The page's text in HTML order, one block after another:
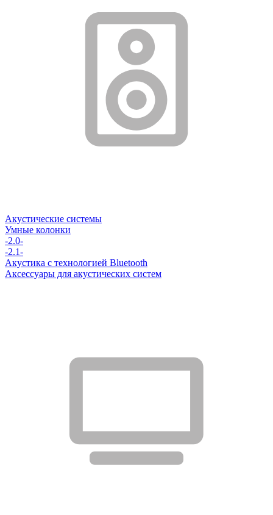
Акустические системы
Умные колонки
-2.0-
-2.1-
Акустика с технологией Bluetooth
Аксессуары для акустических систем